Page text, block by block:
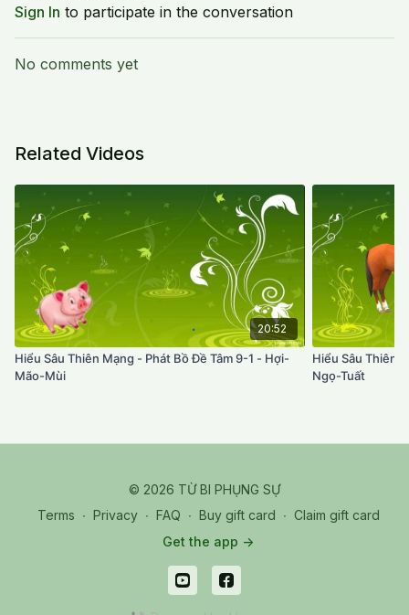
Sign In to participate in the conversation
No comments yet
Related Videos
20:52
Hiểu Sâu Thiên Mạng - Phát Bồ Đề Tâm 9-1 - Hợi-
Mão-Mùi
Hiểu Sâu Thiên
Ngọ-Tuất
© 2026 TỪ BI PHỤNG SỰ
Terms ∙ Privacy ∙ FAQ ∙ Buy gift card ∙ Claim gift card
Get the app ->